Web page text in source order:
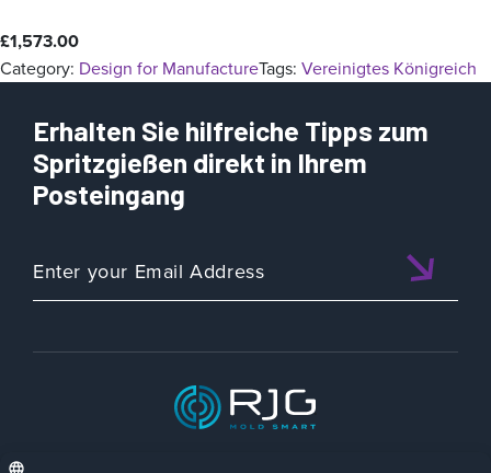
£1,573.00
Category: Design for ManufactureTags: Vereinigtes Königreich
Erhalten Sie hilfreiche Tipps zum
Spritzgießen direkt in Ihrem
Posteingang